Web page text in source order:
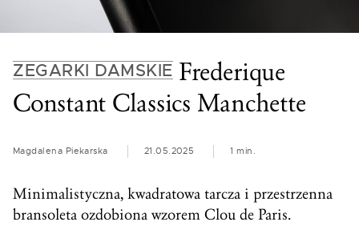
ZEGARKI DAMSKIEFrederique
Constant Classics Manchette
Magdalena Piekarska 21.05.2025 1 min.
Minimalistyczna, kwadratowa tarcza i przestrzenna
bransoleta ozdobiona wzorem Clou de Paris.